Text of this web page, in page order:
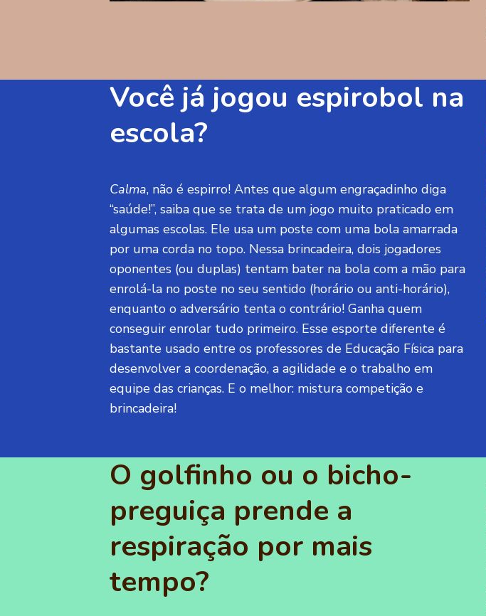
Você já jogou espirobol na
escola?
Calma, não é espirro! Antes que algum engraçadinho diga
“saúde!”, saiba que se trata de um jogo muito praticado em
algumas escolas. Ele usa um poste com uma bola amarrada
por uma corda no topo. Nessa brincadeira, dois jogadores
oponentes (ou duplas) tentam bater na bola com a mão para
enrolá-la no poste no seu sentido (horário ou anti-horário),
enquanto o adversário tenta o contrário! Ganha quem
conseguir enrolar tudo primeiro. Esse esporte diferente é
bastante usado entre os professores de Educação Física para
desenvolver a coordenação, a agilidade e o trabalho em
equipe das crianças. E o melhor: mistura competição e
brincadeira!
O golfinho ou o bicho-
preguiça prende a
respiração por mais
tempo?